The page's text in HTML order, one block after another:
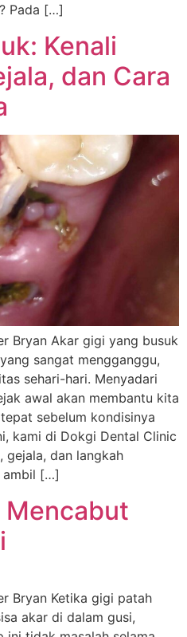
Pada […]
Kenali
dan Cara
Bryan Akar gigi yang busuk
sangat mengganggu,
sehari-hari. Menyadari
awal akan membantu kita
sebelum kondisinya
kami di Dokgi Dental Clinic
gejala, dan langkah
ambil […]
Mencabut
Bryan Ketika gigi patah
akar di dalam gusi,